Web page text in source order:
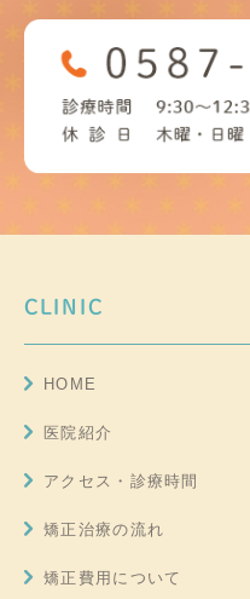
CLINIC
HOME
医院紹介
アクセス・診療時間
矯正治療の流れ
矯正費用について